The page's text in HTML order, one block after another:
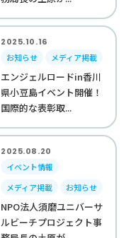
2025.10.16
お知らせ
メディア掲載
エンジェルロードin香川
県小豆島イベント開催！
国際的な表彰取...
2025.08.20
イベント情報
メディア掲載
お知らせ
NPO法人須磨ユニバーサ
ルビーチプロジェクト事